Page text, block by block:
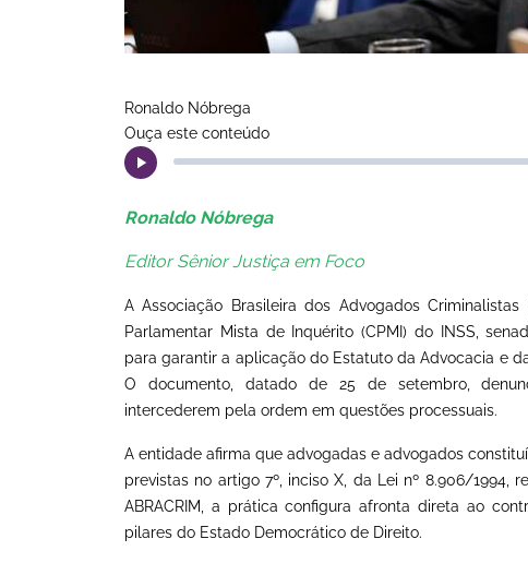
Ronaldo Nóbrega
Ouça este conteúdo
Ronaldo Nóbrega
Editor Sênior Justiça em Foco
A Associação Brasileira dos Advogados
Parlamentar Mista de Inquérito (CPMI) do INSS,
para garantir a aplicação do Estatuto da Advocacia e
O documento, datado de 25 de setembro,
intercederem pela ordem em questões processuais.
A entidade afirma que advogadas e advogados
previstas no artigo 7º, inciso X, da Lei nº 8.906/1994,
ABRACRIM, a prática configura afronta direta ao
pilares do Estado Democrático de Direito.